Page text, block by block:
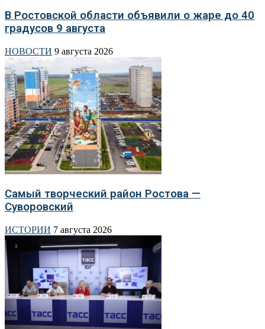
В Ростовской области объявили о жаре до 40
градусов 9 августа
НОВОСТИ 9 августа 2026
Самый творческий район Ростова —
Суворовский
ИСТОРИИ 7 августа 2026